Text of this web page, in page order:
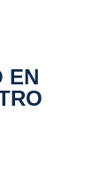
EN